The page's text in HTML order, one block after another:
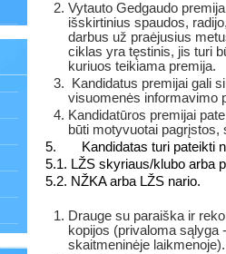
Vytauto Gedgaudo
išskirtinius spaudos,
darbus už praėjusius
ciklas yra tęstinis, jis turi
kuriuos teikiama premija.
Kandidatus premijai gali
visuomenės informavimo
Kandidatūros premijai
būti motyvuotai
5.
Kandidatas turi pateikti
5.1. LŽS skyriaus/klubo arba
5.2. NŽKA arba LŽS nario.
Drauge su paraiška ir
kopijos (privaloma sąlyga
skaitmeninėje